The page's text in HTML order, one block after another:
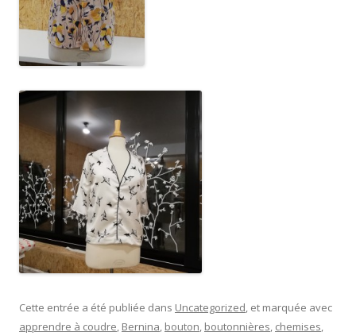
Cette entrée a été publiée dans Uncategorized, et marquée avec
apprendre à coudre, Bernina, bouton, boutonnières, chemises,